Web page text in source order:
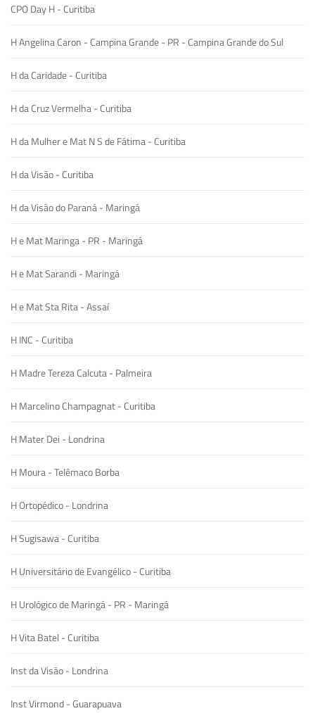
CPO Day H - Curitiba
H Angelina Caron - Campina Grande - PR - Campina Grande do Sul
H da Caridade - Curitiba
H da Cruz Vermelha - Curitiba
H da Mulher e Mat N S de Fátima - Curitiba
H da Visão - Curitiba
H da Visão do Paraná - Maringá
H e Mat Maringa - PR - Maringá
H e Mat Sarandi - Maringá
H e Mat Sta Rita - Assaí
H INC - Curitiba
H Madre Tereza Calcuta - Palmeira
H Marcelino Champagnat - Curitiba
H Mater Dei - Londrina
H Moura - Telêmaco Borba
H Ortopédico - Londrina
H Sugisawa - Curitiba
H Universitário de Evangélico - Curitiba
H Urológico de Maringá - PR - Maringá
H Vita Batel - Curitiba
Inst da Visão - Londrina
Inst Virmond - Guarapuava